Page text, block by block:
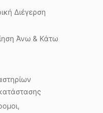
Διέγερση
Άνω & Κάτω